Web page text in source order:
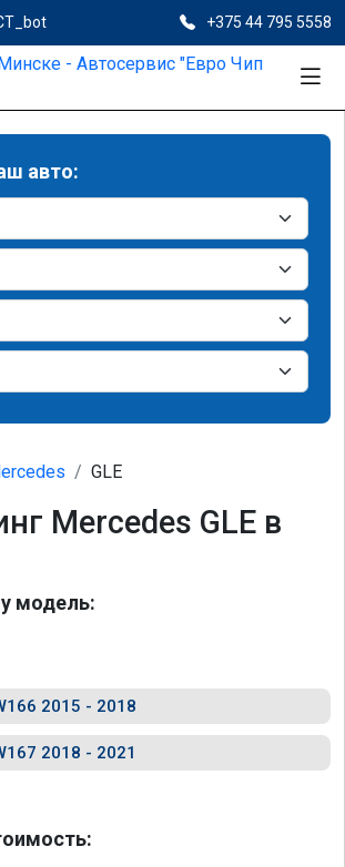
+375 44 795 5558
авто:
GLE
Mercedes GLE в
модель:
2015 - 2018
2018 - 2021